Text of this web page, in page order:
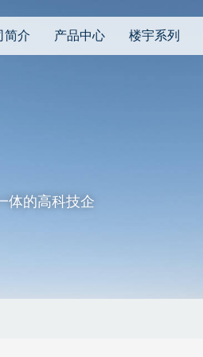
简介 产品中心 楼宇系列
体的高科技企